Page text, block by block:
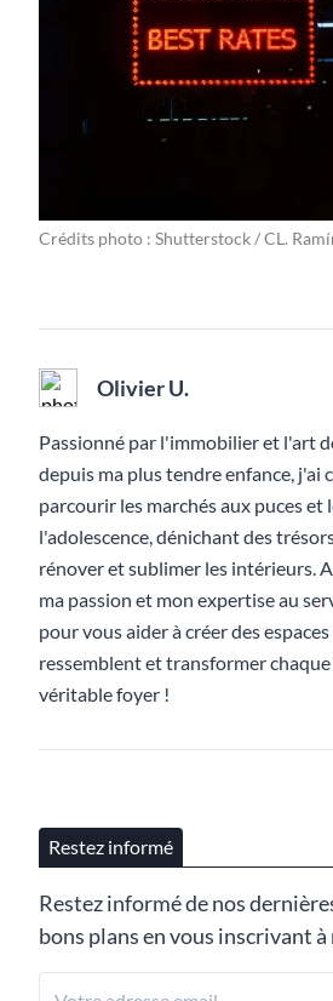
Crédits photo : Shutterstock / CL.
Olivier U.
Passionné par l'immobilier et l'art
depuis ma plus tendre enfance, j'ai
parcourir les marchés aux puces et
l'adolescence, dénichant des
rénover et sublimer les intérieurs.
ma passion et mon expertise au
pour vous aider à créer des
ressemblent et transformer
véritable foyer !
Restez informé
Restez informé de nos
bons plans en vous inscrivant